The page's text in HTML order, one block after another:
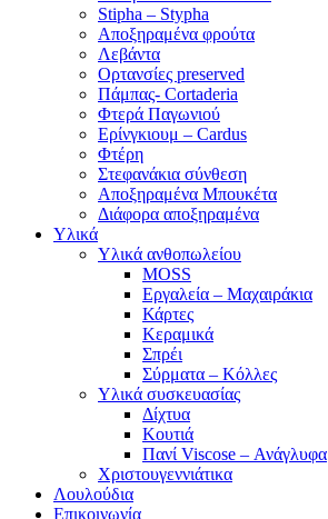
Stipha – Stypha
Αποξηραμένα φρούτα
Λεβάντα
Ορτανσίες preserved
Πάμπας- Cortaderia
Φτερά Παγωνιού
Ερίνγκιουμ – Cardus
Φτέρη
Στεφανάκια σύνθεση
Αποξηραμένα Μπουκέτα
Διάφορα αποξηραμένα
Υλικά
Υλικά ανθοπωλείου
MOSS
Εργαλεία – Μαχαιράκια
Κάρτες
Κεραμικά
Σπρέι
Σύρματα – Κόλλες
Υλικά συσκευασίας
Δίχτυα
Κουτιά
Πανί Viscose – Ανάγλυφα
Χριστουγεννιάτικα
Λουλούδια
Επικοινωνία